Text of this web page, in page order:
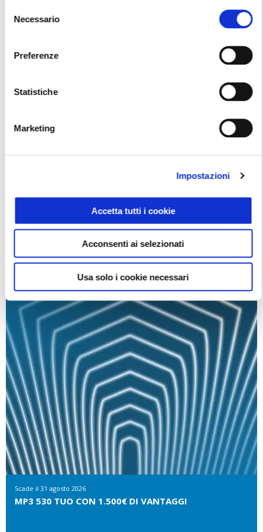
delNecessario
Preferenze
Statistiche
Marketing
Impostazioni
Accetta tutti i cookie
Acconsenti ai selezionati
Usa solo i cookie necessari
1.500€
Scade il 31 agosto 2026
MP3 530 TUO CON 1.500€ DI VANTAGGI